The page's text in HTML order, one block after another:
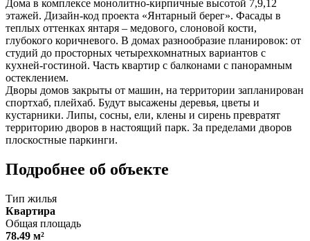
Дома в комплексе монолитно-кирпичные высотой 7,9,12
этажей. Дизайн-код проекта «Янтарный берег». Фасады в
теплых оттенках янтаря – медового, слоновой кости,
глубокого коричневого. В домах разнообразие планировок: от
студий до просторных четырехкомнатных вариантов с
кухней-гостиной. Часть квартир с балконами с панорамным
остеклением.
Дворы домов закрыты от машин, на территории запланирован
спортхаб, плейхаб. Будут высажены деревья, цветы и
кустарники. Липы, сосны, ели, клены и сирень превратят
территорию дворов в настоящий парк. За пределами дворов
плоскостные паркинги.
Подробнее об объекте
Тип жилья
Квартира
Общая площадь
78.49 м²